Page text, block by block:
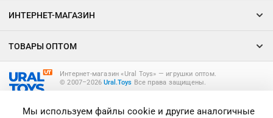
Интернет-магазин «Ural Toys» ― игрушки оптом.
© 2007–2026Ural.Toys Все права защищены.
ИНТЕРНЕТ-МАГАЗИН
ТОВАРЫ ОПТОМ
Мы используем файлы cookie и другие аналогичные